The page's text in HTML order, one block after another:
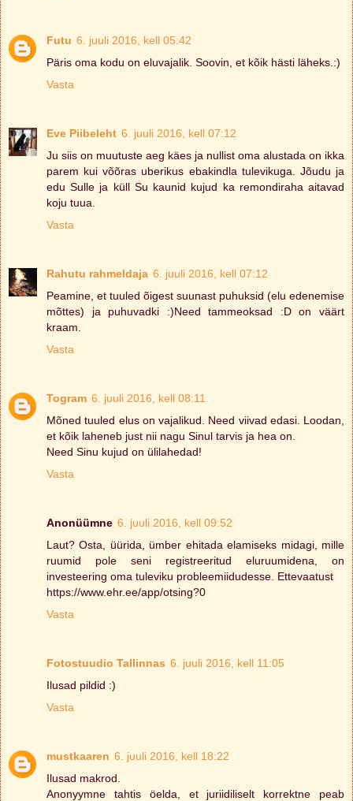
Futu 6. juuli 2016, kell 05:42
Päris oma kodu on eluvajalik. Soovin, et kõik hästi läheks.:)
Vasta
Eve Piibeleht 6. juuli 2016, kell 07:12
Ju siis on muutuste aeg käes ja nullist oma alustada on ikka
parem kui võõras uberikus ebakindla tulevikuga. Jõudu ja
edu Sulle ja küll Su kaunid kujud ka remondiraha aitavad
koju tuua.
Vasta
Rahutu rahmeldaja 6. juuli 2016, kell 07:12
Peamine, et tuuled õigest suunast puhuksid (elu edenemise
mõttes) ja puhuvadki :)Need tammeoksad :D on väärt
kraam.
Vasta
Togram 6. juuli 2016, kell 08:11
Mõned tuuled elus on vajalikud. Need viivad edasi. Loodan,
et kõik laheneb just nii nagu Sinul tarvis ja hea on.
Need Sinu kujud on ülilahedad!
Vasta
Anonüümne 6. juuli 2016, kell 09:52
Laut? Osta, üürida, ümber ehitada elamiseks midagi, mille
ruumid pole seni registreeritud eluruumidena, on
investeering oma tuleviku probleemiidudesse. Ettevaatust
https://www.ehr.ee/app/otsing?0
Vasta
Fotostuudio Tallinnas 6. juuli 2016, kell 11:05
Ilusad pildid :)
Vasta
mustkaaren 6. juuli 2016, kell 18:22
Ilusad makrod.
Anonyymne tahtis öelda, et juriidiliselt korrektne peab